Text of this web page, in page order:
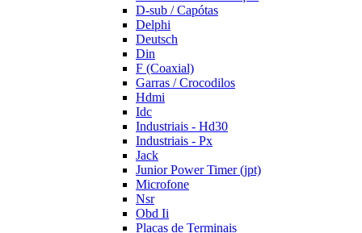
D-sub / Capótas
Delphi
Deutsch
Din
F (Coaxial)
Garras / Crocodilos
Hdmi
Idc
Industriais - Hd30
Industriais - Px
Jack
Junior Power Timer (jpt)
Microfone
Nsr
Obd Ii
Placas de Terminais